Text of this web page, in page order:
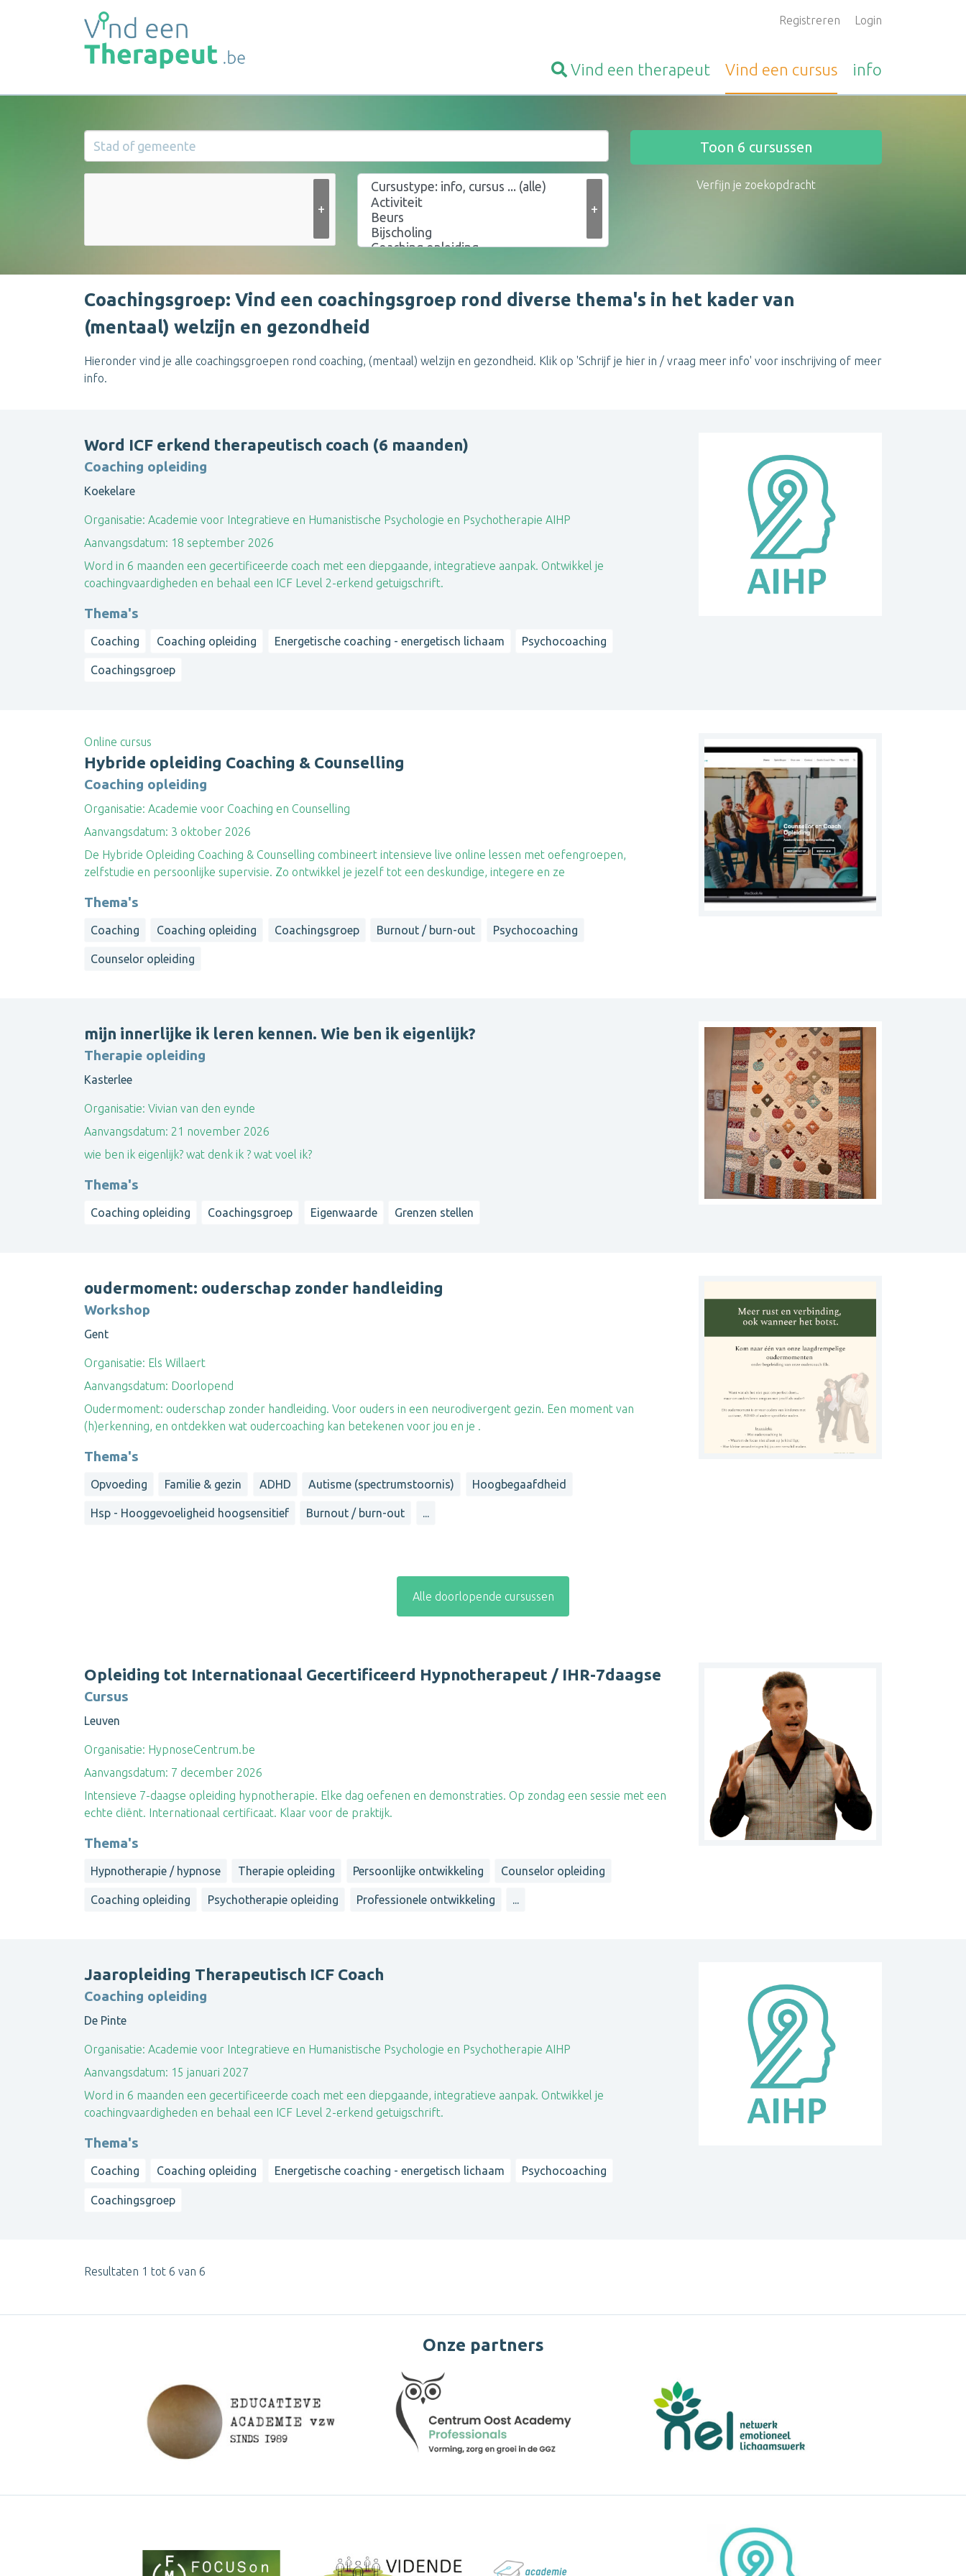
Registreren Login
Vind een therapeut Vind een cursus info
+ +
Toon 6 cursussen
Verfijn je zoekopdracht
Coachingsgroep: Vind een coachingsgroep rond diverse thema's in het kader van
(mentaal) welzijn en gezondheid
Hieronder vind je alle coachingsgroepen rond coaching, (mentaal) welzijn en gezondheid. Klik op 'Schrijf je hier in / vraag meer info' voor inschrijving of meer
info.
Word ICF erkend therapeutisch coach (6 maanden)
Coaching opleiding
Koekelare
Organisatie: Academie voor Integratieve en Humanistische Psychologie en Psychotherapie AIHP
Aanvangsdatum: 18 september 2026
Word in 6 maanden een gecertificeerde coach met een diepgaande, integratieve aanpak. Ontwikkel je
coachingvaardigheden en behaal een ICF Level 2-erkend getuigschrift.
Thema's
Coaching Coaching opleiding Energetische coaching - energetisch lichaam Psychocoaching
Coachingsgroep
Online cursus
Hybride opleiding Coaching & Counselling
Coaching opleiding
Organisatie: Academie voor Coaching en Counselling
Aanvangsdatum: 3 oktober 2026
​De Hybride Opleiding Coaching & Counselling combineert intensieve live online lessen met oefengroepen,
zelfstudie en persoonlijke supervisie. Zo ontwikkel je jezelf tot een deskundige, integere en ze
Thema's
Coaching Coaching opleiding Coachingsgroep Burnout / burn-out Psychocoaching
Counselor opleiding
mijn innerlijke ik leren kennen. Wie ben ik eigenlijk?
Therapie opleiding
Kasterlee
Organisatie: Vivian van den eynde
Aanvangsdatum: 21 november 2026
wie ben ik eigenlijk? wat denk ik ? wat voel ik?
Thema's
Coaching opleiding Coachingsgroep Eigenwaarde Grenzen stellen
oudermoment: ouderschap zonder handleiding
Workshop
Gent
Organisatie: Els Willaert
Aanvangsdatum: Doorlopend
Oudermoment: ouderschap zonder handleiding. Voor ouders in een neurodivergent gezin. Een moment van
(h)erkenning, en ontdekken wat oudercoaching kan betekenen voor jou en je .
Thema's
Opvoeding Familie & gezin ADHD Autisme (spectrumstoornis) Hoogbegaafdheid
Hsp - Hooggevoeligheid hoogsensitief Burnout / burn-out ...
Alle doorlopende cursussen
Opleiding tot Internationaal Gecertificeerd Hypnotherapeut / IHR-7daagse
Cursus
Leuven
Organisatie: HypnoseCentrum.be
Aanvangsdatum: 7 december 2026
Intensieve 7-daagse opleiding hypnotherapie. Elke dag oefenen en demonstraties. Op zondag een sessie met een
echte cliënt. Internationaal certificaat. Klaar voor de praktijk.
Thema's
Hypnotherapie / hypnose Therapie opleiding Persoonlijke ontwikkeling Counselor opleiding
Coaching opleiding Psychotherapie opleiding Professionele ontwikkeling ...
Jaaropleiding Therapeutisch ICF Coach
Coaching opleiding
De Pinte
Organisatie: Academie voor Integratieve en Humanistische Psychologie en Psychotherapie AIHP
Aanvangsdatum: 15 januari 2027
Word in 6 maanden een gecertificeerde coach met een diepgaande, integratieve aanpak. Ontwikkel je
coachingvaardigheden en behaal een ICF Level 2-erkend getuigschrift.
Thema's
Coaching Coaching opleiding Energetische coaching - energetisch lichaam Psychocoaching
Coachingsgroep
Resultaten 1 tot 6 van 6
Onze partners